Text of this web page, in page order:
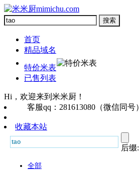
首页
精品域名
特价米表
已售列表
Hi，欢迎来到米米厨！
客服qq：281613080（微信同号）
收藏本站
后缀:
全部